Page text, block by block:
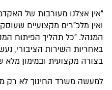
"אין אצלנו מעורבות של
ואין מלכ"רים מקצועיים
המנהל. "כל תהליך הפיתוח
באחריות השירות הציבורי,
בצורה מקצועית ובמימון מלא
למעשה משרד החינוך לא רק